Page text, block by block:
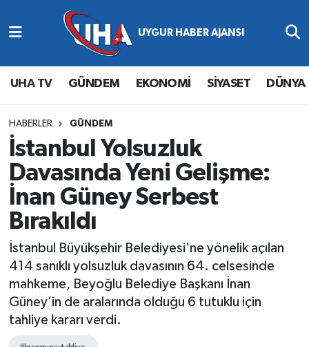
UHA TV GÜNDEM EKONOMİ SİYASET DÜNYA
HABERLER GÜNDEM
İstanbul Yolsuzluk
Davasında Yeni Gelişme:
İnan Güney Serbest
Bırakıldı
İstanbul Büyükşehir Belediyesi'ne yönelik açılan
414 sanıklı yolsuzluk davasının 64. celsesinde
mahkeme, Beyoğlu Belediye Başkanı İnan
Güney’in de aralarında olduğu 6 tutuklu için
tahliye kararı verdi.
Abone Ol
Gündem
Ekonomi
Magazin
Siyaset
Spor
Yaşam
Nöbetçi Eczaneler
Hava Durumu
Namaz Vakitleri
Trafik Durumu
Süper Lig Puan Durumu ve Fikstür
Tüm Manşetler
Son Dakika Haberleri
Haber Arşivi